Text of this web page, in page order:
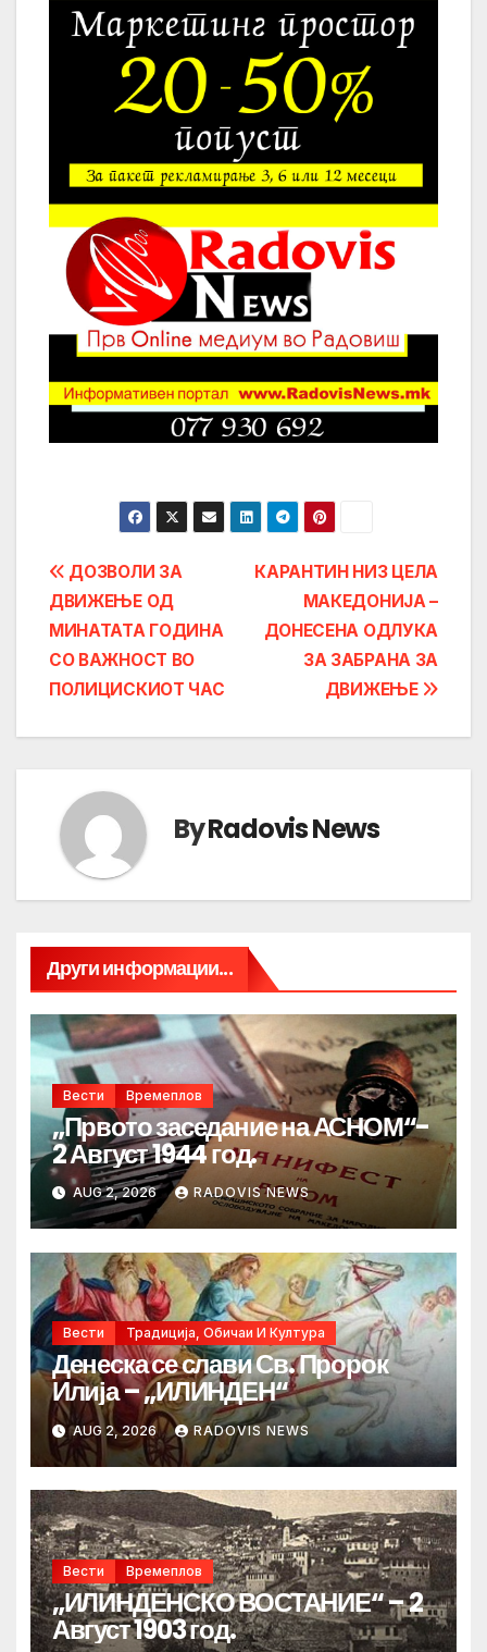
Post
navigation
КАРАНТИН НИЗ ЦЕЛА
МАКЕДОНИЈА –
ДОНЕСЕНА ОДЛУКА
ЗА ЗАБРАНА ЗА
ДВИЖЕЊЕ
ДОЗВОЛИ ЗА
ДВИЖЕЊЕ ОД
МИНАТАТА ГОДИНА
СО ВАЖНОСТ ВО
ПОЛИЦИСКИОТ ЧАС
ByRadovis News
Други информации...
Вести Времеплов
„Првото заседание на АСНОМ“-
2 Август 1944 год.
AUG 2, 2026 RADOVIS NEWS
Вести Традиција, Обичаи И Култура
Денеска се слави Св. Пророк
Илија – „ИЛИНДЕН“
AUG 2, 2026 RADOVIS NEWS
Вести Времеплов
„ИЛИНДЕНСКО ВОСТАНИЕ“ – 2
Август 1903 год.